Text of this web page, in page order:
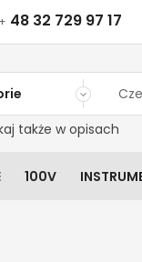
także w opisach
48 32 729 97 17
100V